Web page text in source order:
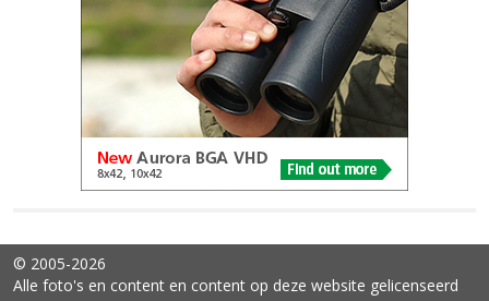
© 2005-2026
Alle foto's en content en content op deze website gelicenseerd